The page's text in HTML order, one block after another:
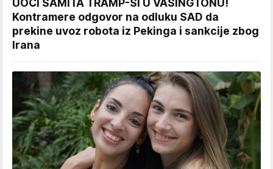
UOČI SAMITA TRAMP-SI U VAŠINGTONU!
Kontramere odgovor na odluku SAD da
prekine uvoz robota iz Pekinga i sankcije zbog
Irana